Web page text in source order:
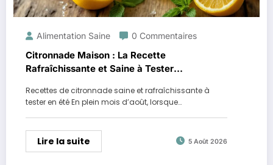
Alimentation Saine 0 Commentaires
Citronnade Maison : La Recette
Rafraîchissante et Saine à Tester
Recettes de citronnade saine et rafraîchissante à
tester en été En plein mois d’août, lorsque…
Lire la suite 5 Août 2026